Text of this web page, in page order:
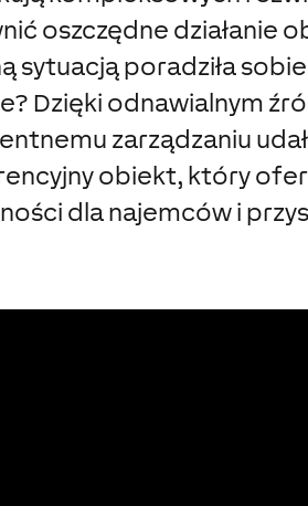
oszczędne działanie
sytuacją poradziła
Dzięki odnawialnym
zarządzaniu
obiekt, który
dla najemców i